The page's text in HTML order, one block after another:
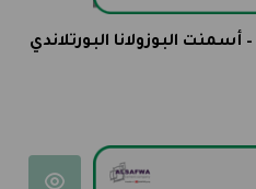
البوزولانا البورتلاندي